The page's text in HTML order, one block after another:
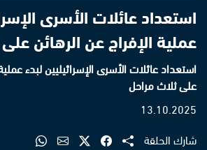
استعداد عائلات الأسرى
عملية الإفراج عن الرهائن
استعداد عائلات الأسرى الإسرائيليين لبدء
على ثلاث مراحل
13.10.2025
شارك الحلقة